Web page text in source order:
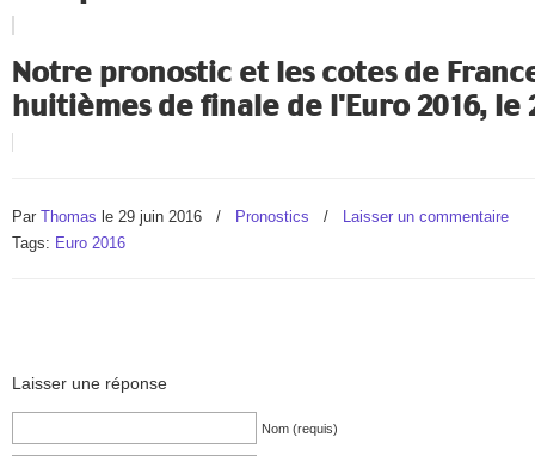
Notre pronostic et les cotes de
huitièmes de finale de l'Euro 2016, le
Par Thomas le 29 juin 2016 / Pronostics /
Laisser un commentaire
Tags: Euro 2016
Laisser une réponse
Nom (requis)